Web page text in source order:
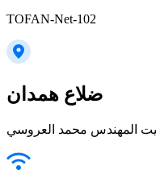
TOFAN-Net-102
ضلاع همدان
المهندس محمد العروسي